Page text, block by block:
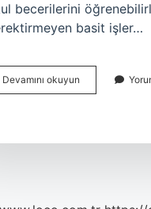
becerilerini
basit işler…
Devamını okuyun
Düzeyde